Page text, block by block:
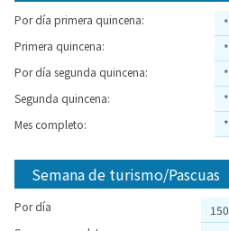
Por día primera quincena:
Primera quincena:
Por día segunda quincena:
Segunda quincena:
Mes completo:
*
*
*
*
*
Semana de turismo/Pascuas
Por día
150